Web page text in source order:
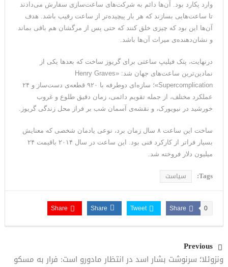
وارد پکارد بود. آن‌ها دائم به شرکت‌های ساعت‌سازی سفارش می‌دادند
تا ساعت‌هایی بسازند که هر بار پیچیده‌تر از ساعت رقیب باشد. هدف
آن‌ها این بود که چیزی خلق کنند که حتی پس از مرگشان هم باقی بماند
و نشان‌دهنده‌ی میراث آن‌ها باشد.
درنهایت، پتک فیلیپ ساعتی برای گریوز ساخت که بعدها یکی از
نمادین‌ترین ساعت‌های جهان شد: «Henry Graves
Supercomplication»؛ سازه‌ای دوطرفه با ۹۲۰ قطعه‌ی دست‌ساز و ۲۴
عملکرد مختلف، از جمله تقویم دائمی، زمان دقیق طلوع و غروب
خورشید در نیویورک، و نقشه‌ی آسمان شب بر فراز محل زندگی گریوز.
ساخت این ساعت ۸ سال زمان برد، نوعی یادمان شخصی که معنایش
بسیار فراتر از کارکرد فنی بود. این ساعت در سال ۲۰۱۴ باقیمت ۲۴
میلیون دلار فروخته شد.
Tags: سیاست
Share 0
Tweet
Share
Share
Previous
ونزوئلا؛ سرنوشت بشار اسد در انتظار مادورو است: فرار به مسکو